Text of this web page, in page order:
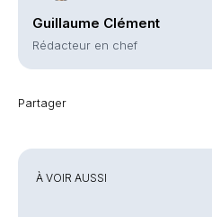
Guillaume Clément
Rédacteur en chef
Partager
À VOIR AUSSI